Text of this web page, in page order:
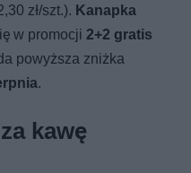
zł/szt.). Kanapka
w promocji2+2 gratis
powyższa zniżka
.
kawę